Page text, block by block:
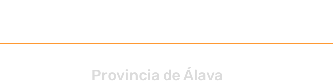
Provincia de Álava